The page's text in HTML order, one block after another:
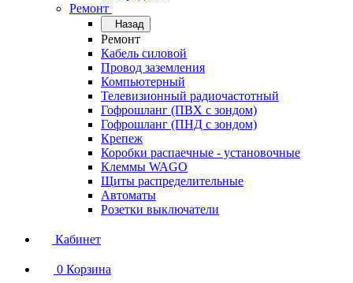
Ремонт
Назад
Ремонт
Кабель силовой
Провод заземления
Компьютерный
Телевизионный радиочастотный
Гофрошланг (ПВХ с зондом)
Гофрошланг (ПНД с зондом)
Крепеж
Коробки распаечные - установочные
Клеммы WAGO
Щиты распределительные
Автоматы
Розетки выключатели
Кабинет
0 Корзина